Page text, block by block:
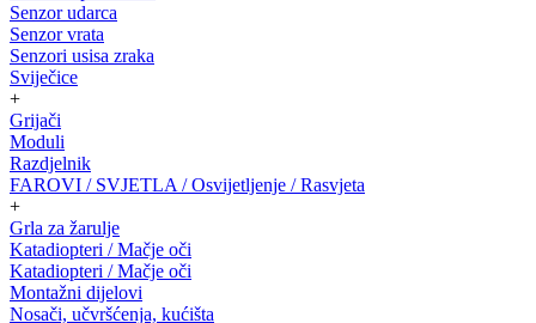
Senzor udarca
Senzor vrata
Senzori usisa zraka
Sviječice
+
Grijači
Moduli
Razdjelnik
FAROVI / SVJETLA / Osvijetljenje / Rasvjeta
+
Grla za žarulje
Katadiopteri / Mačje oči
Katadiopteri / Mačje oči
Montažni dijelovi
Nosači, učvršćenja, kućišta